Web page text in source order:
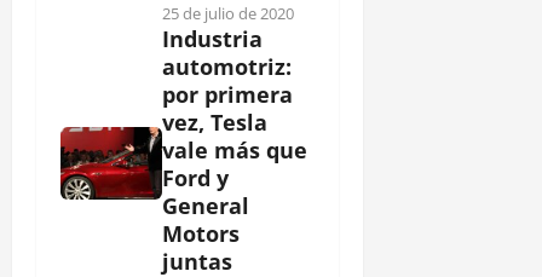
25 de julio de 2020
Industria
automotriz:
por primera
vez, Tesla
vale más que
Ford y
General
Motors
juntas